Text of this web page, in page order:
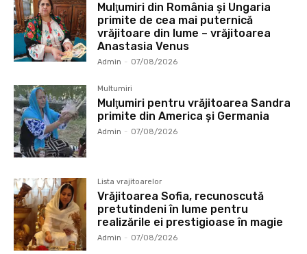
Mulţumiri din România și Ungaria
primite de cea mai puternică
vrăjitoare din lume – vrăjitoarea
Anastasia Venus
Admin - 07/08/2026
Multumiri
Mulţumiri pentru vrăjitoarea Sandra
primite din America și Germania
Admin - 07/08/2026
Lista vrajitoarelor
Vrăjitoarea Sofia, recunoscută
pretutindeni în lume pentru
realizările ei prestigioase în magie
Admin - 07/08/2026